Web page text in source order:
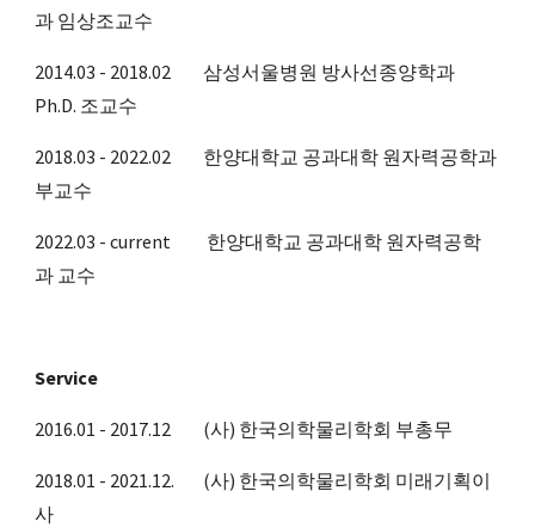
과 임상조교수
2014.03 - 2018.02         삼성서울병원 방사선종양학과
Ph.D. 조교수
2018.03 - 2022.02         한양대학교 공과대학 원자력공학과
부교수
2022.03 - current          한양대학교 공과대학 원자력공학
과 교수
Service
2016.01 - 2017.12         (사) 한국의학물리학회 부총무
2018.01 - 2021.12.        (사) 한국의학물리학회 미래기획이
사